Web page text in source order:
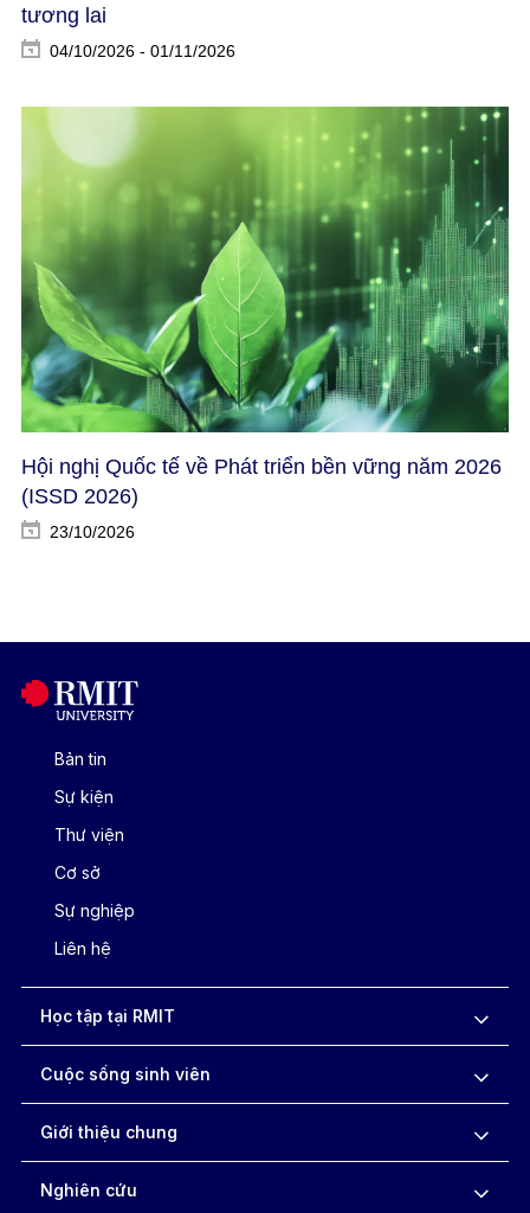
tương lai
04/10/2026 - 01/11/2026
Hội nghị Quốc tế về Phát triển bền vững năm 2026
(ISSD 2026)​
23/10/2026
Bản tin
Sự kiện
Thư viện
Cơ sở
Sự nghiệp
Liên hệ
Học tập tại RMIT
Cuộc sống sinh viên
Giới thiệu chung
Nghiên cứu